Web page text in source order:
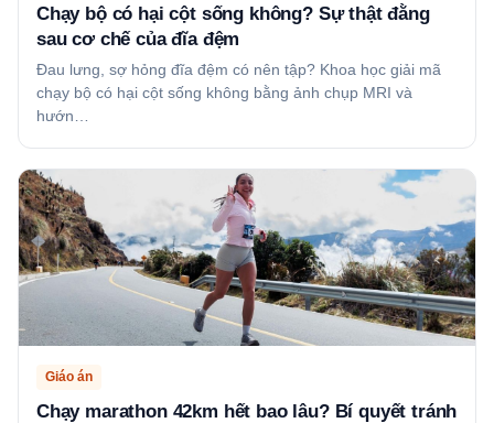
Chạy bộ có hại cột sống không? Sự thật đằng
sau cơ chế của đĩa đệm
Đau lưng, sợ hỏng đĩa đệm có nên tập? Khoa học giải mã
chạy bộ có hại cột sống không bằng ảnh chụp MRI và
hướn…
Giáo án
Chạy marathon 42km hết bao lâu? Bí quyết tránh